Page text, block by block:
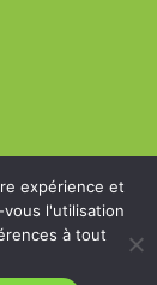
Pousse
expérience et
l'utilisation
à tout